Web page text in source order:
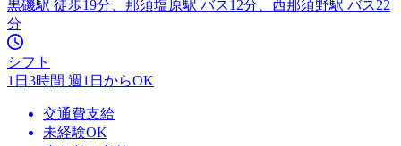
黒磯駅 徒歩19分、那須塩原駅 バス12分、西那須野駅 バス22
分
シフト
1日3時間 週1日からOK
交通費支給
未経験OK